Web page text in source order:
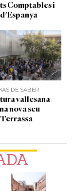
Comptables i
DE SABER
vallesana
nova seu